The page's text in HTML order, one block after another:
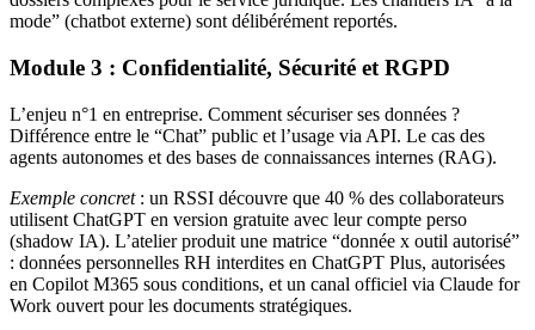
mode” (chatbot externe) sont délibérément reportés.
Module 3 : Confidentialité, Sécurité et RGPD
L’enjeu n°1 en entreprise. Comment sécuriser ses données ?
Différence entre le “Chat” public et l’usage via API. Le cas des
agents autonomes et des bases de connaissances internes (RAG).
Exemple concret: un RSSI découvre que 40 % des collaborateurs
utilisent ChatGPT en version gratuite avec leur compte perso
(shadow IA). L’atelier produit une matrice “donnée x outil autorisé”
: données personnelles RH interdites en ChatGPT Plus, autorisées
en Copilot M365 sous conditions, et un canal officiel via Claude for
Work ouvert pour les documents stratégiques.